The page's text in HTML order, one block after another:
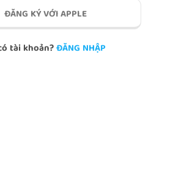
ĐĂNG KÝ VỚI APPLE
tài khoản?ĐĂNG NHẬP